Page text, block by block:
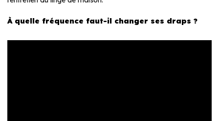
À quelle fréquence faut-il changer ses draps ?